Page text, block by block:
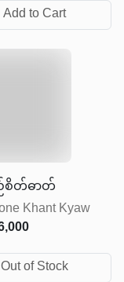
Add to Cart
စိတ်ဓာတ်
Khant Kyaw
Out of Stock